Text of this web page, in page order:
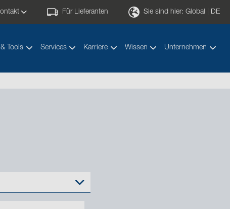
Für Lieferanten Sie sind hier: Global | DE
Tools Services Karriere Wissen Unternehmen